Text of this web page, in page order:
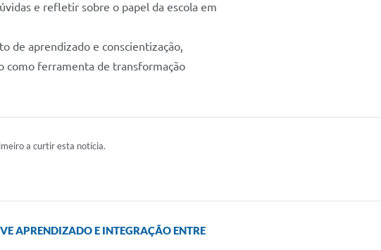
e refletir sobre o papel da escola em
de aprendizado e conscientização,
como ferramenta de transformação
a curtir esta notícia.
APRENDIZADO E INTEGRAÇÃO ENTRE